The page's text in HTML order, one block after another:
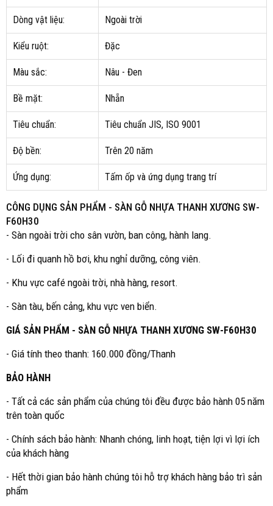
Dòng vật liệu: Ngoài trời
Kiểu ruột: Đặc
Màu sắc: Nâu - Đen
Bề mặt: Nhẵn
Tiêu chuẩn: Tiêu chuẩn JIS, ISO 9001
Độ bền: Trên 20 năm
Ứng dụng: Tấm ốp và ứng dụng trang trí
CÔNG DỤNG SẢN PHẨM - SÀN GỖ NHỰA THANH XƯƠNG SW-
F60H30
- Sàn ngoài trời cho sân vườn, ban công, hành lang.
- Lối đi quanh hồ bơi, khu nghỉ dưỡng, công viên.
- Khu vực café ngoài trời, nhà hàng, resort.
- Sàn tàu, bến cảng, khu vực ven biển.
GIÁ SẢN PHẨM - SÀN GỖ NHỰA THANH XƯƠNG SW-F60H30
- Giá tính theo thanh: 160.000 đồng/Thanh
BẢO HÀNH
- Tất cả các sản phẩm của chúng tôi đều được bảo hành 05 năm
trên toàn quốc
- Chính sách bảo hành: Nhanh chóng, linh hoạt, tiện lợi vì lợi ích
của khách hàng
- Hết thời gian bảo hành chúng tôi hỗ trợ khách hàng bảo trì sản
phẩm